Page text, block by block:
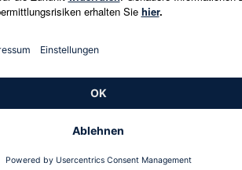
Rechtliches